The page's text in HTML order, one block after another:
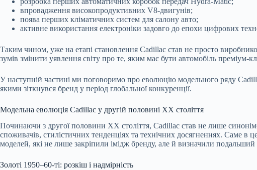
впровадження високопродуктивних V8-двигунів;
поява перших кліматичних систем для салону авто;
активне використання електроніки задовго до епохи цифрових
Таким чином, уже на етапі становлення Cadillac став не просто
зумів змінити уявлення світу про те, яким має бути автомобіль преміум-
У наступній частині ми поговоримо про еволюцію модельного ряду
якими зіткнувся бренд у період глобальної конкуренції.
Модельна еволюція Cadillac у другій половині XX століття
Починаючи з другої половини XX століття, Cadillac став не лише
споживачів, стилістичних тенденціях та технічних досягненнях. Саме в
моделей, які не лише закріпили імідж бренду, але й визначили
Золоті 1950–60-ті: розкіш і надмірність